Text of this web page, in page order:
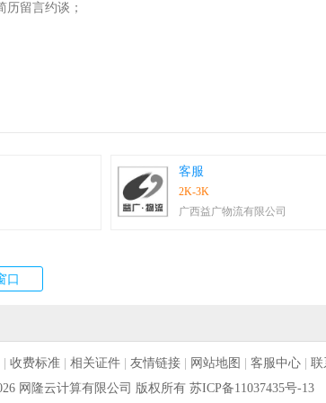
留言约谈；
客服
2K-3K
广西益广物流有限公司
收费标准| 相关证件| 友情链接| 网站地图 客服中心| 联
网隆云计算有限公司 版权所有 苏ICP备11037435号-13